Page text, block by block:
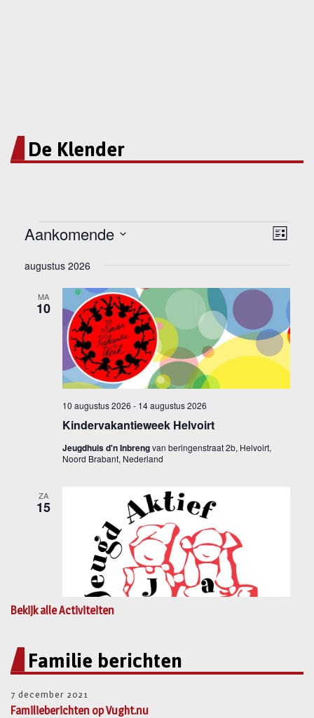
De Klender
Bekijk alle Activiteiten
Familie berichten
7 december 2021
Familieberichten op Vught.nu